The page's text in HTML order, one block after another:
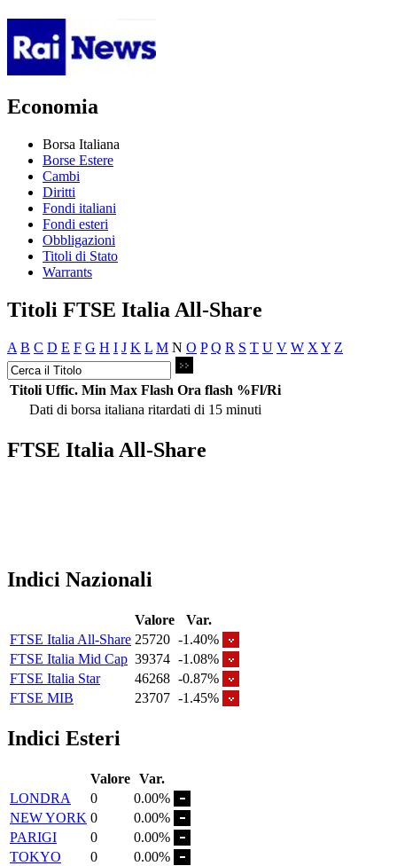
Economia
Borsa Italiana
Borse Estere
Cambi
Diritti
Fondi italiani
Fondi esteri
Obbligazioni
Titoli di Stato
Warrants
Titoli FTSE Italia All-Share
A B C D E F G H I J K L M N O P Q R S T U V W X Y Z
Titoli Uffic. Min Max Flash Ora flash %Fl/Ri
Dati di borsa italiana ritardati di 15 minuti
FTSE Italia All-Share
Indici Nazionali
Valore
Var.
FTSE Italia All-Share 25720 -1.40%
FTSE Italia Mid Cap 39374 -1.08%
FTSE Italia Star
46268 -0.87%
FTSE MIB
23707 -1.45%
Indici Esteri
Valore Var.
LONDRA
0
0.00%
NEW YORK 0
0.00%
PARIGI
0
0.00%
TOKYO
0
0.00%